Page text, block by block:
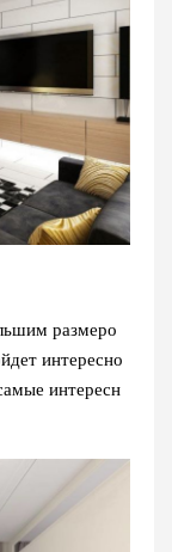
размеро
интересно
интересн